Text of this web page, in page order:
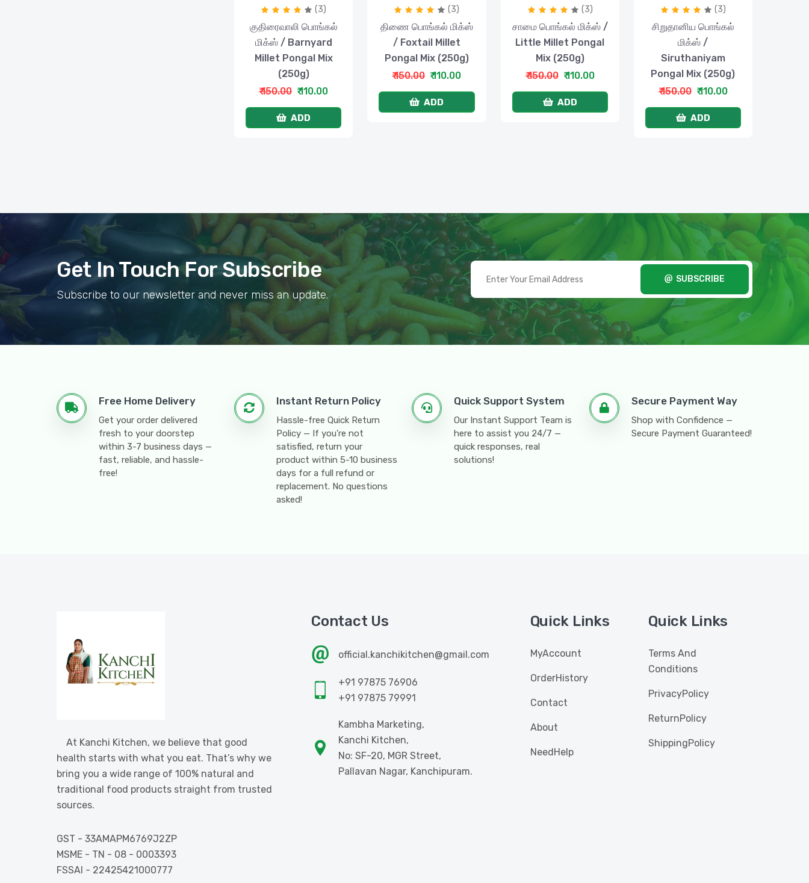
(3)
குதிரைவாலி பொங்கல்
மிக்ஸ் / Barnyard
Millet Pongal Mix
(250g)
₹ 150.00 ₹ 110.00
ADD
(3)
திணை பொங்கல் மிக்ஸ்
/ Foxtail Millet
Pongal Mix (250g)
₹ 150.00 ₹ 110.00
ADD
(3)
சாமை பொங்கல் மிக்ஸ் /
Little Millet Pongal
Mix (250g)
₹ 150.00 ₹ 110.00
ADD
(3)
சிறுதானிய பொங்கல்
மிக்ஸ் /
Siruthaniyam
Pongal Mix (250g)
₹ 150.00 ₹ 110.00
ADD
Get In Touch For Subscribe
Subscribe to our newsletter and never miss an update.
SUBSCRIBE
Free Home Delivery
Get your order delivered
fresh to your doorstep
within 3-7 business days —
fast, reliable, and hassle-
free!
Instant Return Policy
Hassle-free Quick Return
Policy — If you're not
satisfied, return your
product within 5-10 business
days for a full refund or
replacement. No questions
asked!
Quick Support System
Our Instant Support Team is
here to assist you 24/7 —
quick responses, real
solutions!
Secure Payment Way
Shop with Confidence —
Secure Payment Guaranteed!
At Kanchi Kitchen, we believe that good
health starts with what you eat. That’s why we
bring you a wide range of 100% natural and
traditional food products straight from trusted
sources.
GST - 33AMAPM6769J2ZP
MSME - TN - 08 - 0003393
FSSAI - 22425421000777
Contact Us
official.kanchikitchen@gmail.com
+91 97875 76906
+91 97875 79991
Kambha Marketing,
Kanchi Kitchen,
No: SF-20, MGR Street,
Pallavan Nagar, Kanchipuram.
Quick Links
MyAccount
OrderHistory
Contact
About
NeedHelp
Quick Links
Terms And
Conditions
PrivacyPolicy
ReturnPolicy
ShippingPolicy